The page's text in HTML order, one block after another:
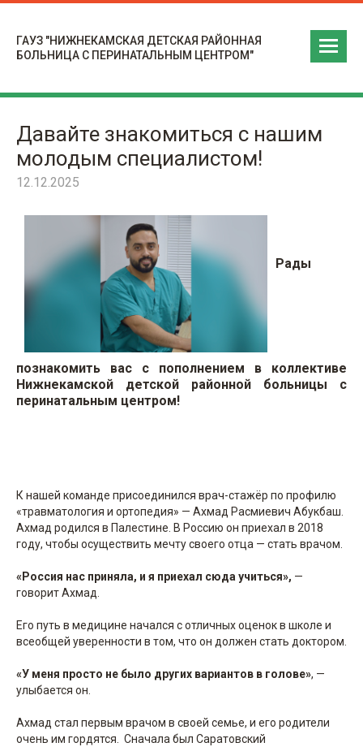
ГАУЗ "НИЖНЕКАМСКАЯ ДЕТСКАЯ РАЙОННАЯ
БОЛЬНИЦА С ПЕРИНАТАЛЬНЫМ ЦЕНТРОМ"
Давайте знакомиться с нашим
молодым специалистом!
12.12.2025
Рады
познакомить вас с пополнением в коллективе
Нижнекамской детской районной больницы с
перинатальным центром!
К нашей команде присоединился врач-стажёр по профилю
«травматология и ортопедия» — Ахмад Расмиевич Абукбаш.
Ахмад родился в Палестине. В Россию он приехал в 2018
году, чтобы осуществить мечту своего отца — стать врачом.
«Россия нас приняла, и я приехал сюда учиться», —
говорит Ахмад.
Его путь в медицине начался с отличных оценок в школе и
всеобщей уверенности в том, что он должен стать доктором.
«У меня просто не было других вариантов в голове», —
улыбается он.
Ахмад стал первым врачом в своей семье, и его родители
очень им гордятся. Сначала был Саратовский